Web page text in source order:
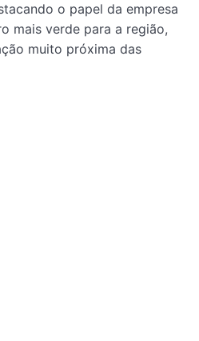
o papel da empresa
mais verde para a região,
muito próxima das